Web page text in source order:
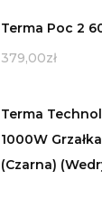
Terma Poc 2
379,00zł
Terma
1000W
(Czarna)